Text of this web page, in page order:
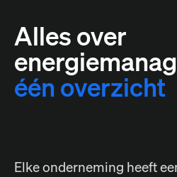
Alles over
één overzicht
Elke onderneming heeft